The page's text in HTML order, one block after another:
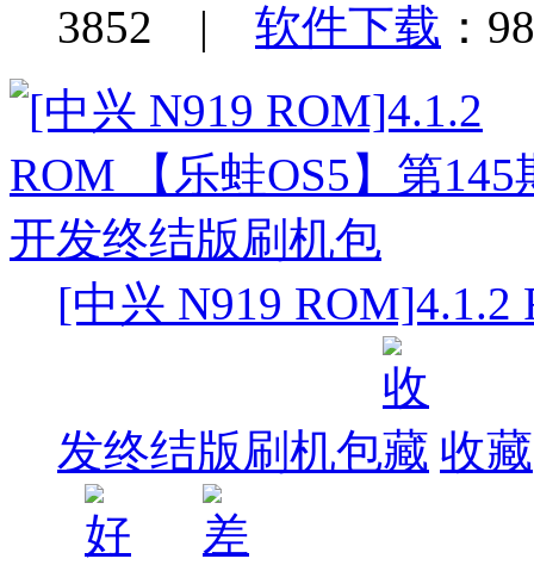
3852 | 软件下载 ：
[中兴 N919 ROM]4.1.2
发终结版刷机包 收藏